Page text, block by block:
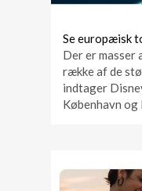
Se europæisk
Der er masser
række af de
indtager
København og